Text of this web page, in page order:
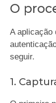
O
A aplicação
seguir.
1.